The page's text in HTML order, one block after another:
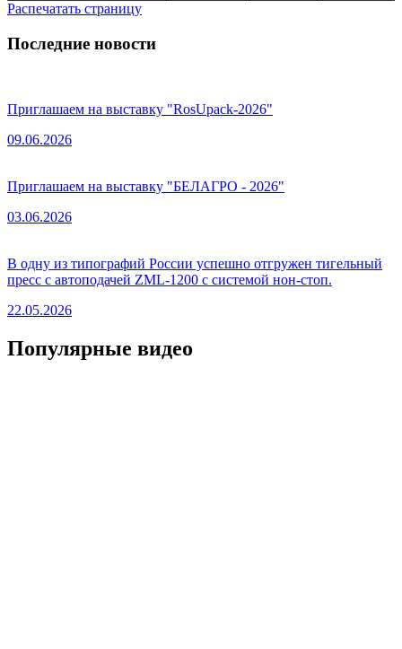
Распечатать страницу
Последние новости
Приглашаем на выставку "RosUpack-2026"
09.06.2026
Приглашаем на выставку "БЕЛАГРО - 2026"
03.06.2026
В одну из типографий России успешно отгружен тигельный
пресс с автоподачей ZML-1200 с системой нон-стоп.
22.05.2026
Популярные видео